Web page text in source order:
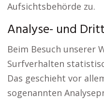
Aufsichtsbehörde zu.
Analyse- und
Beim Besuch unserer
Surfverhalten
Das geschieht vor
sogenannten